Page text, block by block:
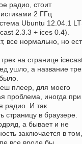
радио, стоит
2 ГГц
Ubuntu 12.04.1
2.3.3 + ices 0.4).
все нормально, но
на странице
ушло, а название
плеер, для моего
проблема, иногда при
радио. И так
страницу в браузере.
а бывает и не
заключается в том,